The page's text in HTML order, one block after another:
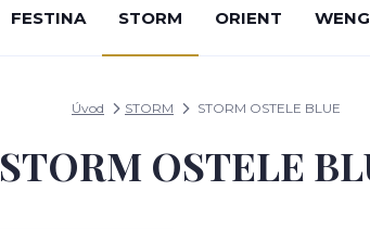
FESTINA STORM ORIENT
Úvod STORM STORM OSTELE BLUE
STORM OSTELE